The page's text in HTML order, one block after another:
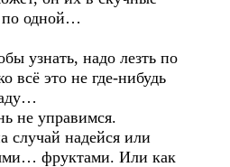
по одной…
узнать, надо лезть по
всё это не где-нибудь
не управимся.
случай надейся или
фруктами. Или как